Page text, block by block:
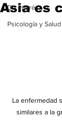
De interés
Psicología y Salud
Asia es
La enfermedad
similares a la